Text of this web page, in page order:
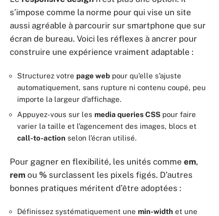
s’impose comme la norme pour qui vise un site
aussi agréable à parcourir sur smartphone que sur
écran de bureau. Voici les réflexes à ancrer pour
construire une expérience vraiment adaptable :
Structurez votre page web pour qu’elle s’ajuste
automatiquement, sans rupture ni contenu coupé, peu
importe la largeur d’affichage.
Appuyez-vous sur les media queries CSS pour faire
varier la taille et l’agencement des images, blocs et
call-to-action selon l’écran utilisé.
Pour gagner en flexibilité, les unités comme em,
rem ou % surclassent les pixels figés. D’autres
bonnes pratiques méritent d’être adoptées :
Définissez systématiquement une min-width et une